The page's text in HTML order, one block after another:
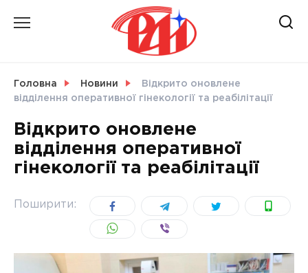
Головна Новини
Відкрито оновлене
відділення оперативної гінекології та реабілітації
Відкрито оновлене
відділення оперативної
гінекології та реабілітації
Поширити: